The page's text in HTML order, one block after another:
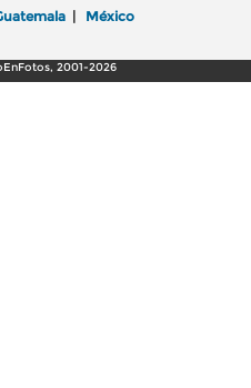
| México
2001-2026